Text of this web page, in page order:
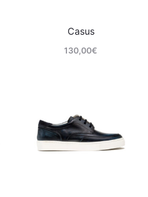
Casus
130,00€